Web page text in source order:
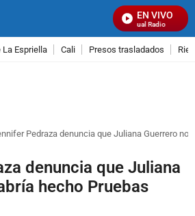
EN VIVO
Señal Visual Radio
La Espriella Cali Presos trasladados
Pedraza denuncia que Juliana Guerrero no
denuncia que Juliana
hecho Pruebas